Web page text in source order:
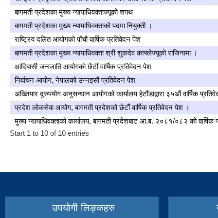
बागमती प्रदेशका मुख्य न्यायाधिवक्ताज्यूको शपथ
बागमती प्रदेशका मुख्य न्यायाधिवक्ताको पदमा नियुक्ती ।
राष्ट्रिय दलित आयोगको पाँचौ वार्षिक प्रतिवेदन पेश
बागमती प्रदेशका मुख्य न्यायाधिवक्ता श्री शुकदेव काफ्लेज्यूको राजिनामा ।
आदिबासी जनजाति आयोगको छैटौं वार्षिक प्रतिवेदन पेश
निर्वाचन आयोग, नेपालको उन्नइसौं प्रतिवेदन पेश
अख्तियार दुरुपयोग अनुसन्धान आयोगको कार्यालय हेटौंडाद्वारा ३५औं वार्षिक
प्रदेश लोकसेवा आयोग, बागमती प्रदेशको छेटौंं वार्षिक प्रतिवेदन पेश ।
मुख्य न्यायाधिवक्ताको कार्यालय, बागमती प्रदेशबाट आ.ब. २०८१/०८२ को वार्षिक
Start 1 to 10 of 10 entries
उपयोगी लिङ्कहरु